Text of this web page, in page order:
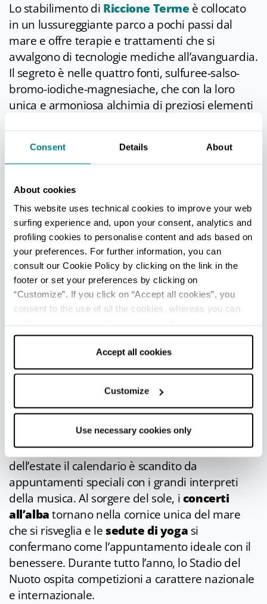
Consent Details About
About cookies
This website uses technical cookies to improve your web
surfing experience and, upon your consent, analytics and
profiling cookies to personalise content and ads based on
your preferences. For further information, you can
consult our Cookie Policy by clicking on the link in the
footer or set your preferences by clicking on
“Customize”. If you click on “Accept all cookies”, you
consent to the use of all the cookies, whereas you can
cookies only” and only the technical cookies for the
correct functioning of the website will be used.
Accept all cookies
Customize
Use necessary cookies only
Lo stabilimento di Riccione Terme è collocato
in un lussureggiante parco a pochi passi dal
mare e offre terapie e trattamenti che si
avvalgono di tecnologie mediche all’avanguardia.
Il segreto è nelle quattro fonti, sulfuree-salso-
bromo-iodiche-magnesiache, che con la loro
unica e armoniosa alchimia di preziosi elementi
stabilimento ospita anche un centro estetico e
A Riccione lo sport è più di un gioco: l’Italo
Nicoletti è un centro sportivo d’eccellenza dove
praticare ogni tipo di attività. AlloStadio del
nuotosi svolgono manifestazioni prestigiose a
livello nazionale e internazionale, grazie alle due
piscine olimpioniche. Il Playhall è un palazzetto
multifunzionale, attrezzato per ospitare gare di
vario genere.
APPUNTAMENTI DI RILIEVO
A Pasqua, la stagione turistica inaugura con
mese di luglio si svolgeCiné, l’evento dedicato
alle giornate estive di cinema con anteprime e
spettacoli per il grande pubblico; nel cuore
dell’estate il calendario è scandito da
appuntamenti speciali con i grandi interpreti
della musica. Al sorgere del sole, iconcerti
all’albatornano nella cornice unica del mare
che si risveglia e lesedute di yoga si
confermano come l’appuntamento ideale con il
benessere. Durante tutto l’anno, lo Stadio del
Nuoto ospita competizioni a carattere nazionale
e internazionale.